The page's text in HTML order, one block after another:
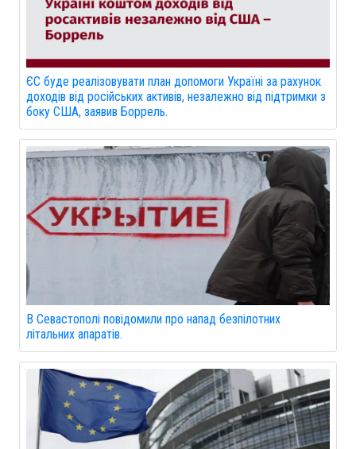
ЄС буде реалізовувати план допомоги Україні за рахунок
доходів від російських активів, незалежно від підтримки з
боку США, заявив Боррель.
В Севастополі повідомили про напад безпілотних
літальних апаратів.